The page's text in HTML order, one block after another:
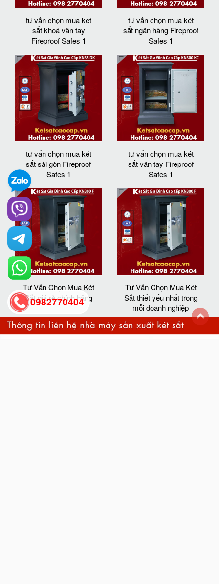
tư vấn chọn mua két
sắt khoá vân tay
Fireproof Safes 1
tư vấn chọn mua két
sắt ngân hàng Fireproof
Safes 1
tư vấn chọn mua két
sắt sài gòn Fireproof
Safes 1
tư vấn chọn mua két
sắt vân tay Fireproof
Safes 1
Tư Vấn Chọn Mua Két
Sắt giá rẻ chính hãng
Tư Vấn Chọn Mua Két
Sắt thiết yếu nhất trong
mỗi doanh nghiệp
0982770404
back